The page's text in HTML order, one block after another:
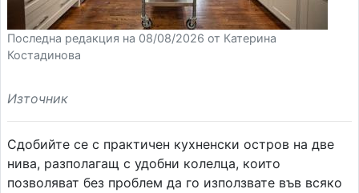
Последна редакция на 08/08/2026 от Катерина
Костадинова
Източник
Сдобийте се с практичен кухненски остров на две
нива, разполагащ с удобни колелца, които
позволяват без проблем да го използвате във всяко